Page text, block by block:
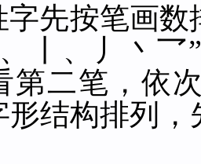
字先按笔画
丨、丿丶 乛
第二笔，依
形结构排列